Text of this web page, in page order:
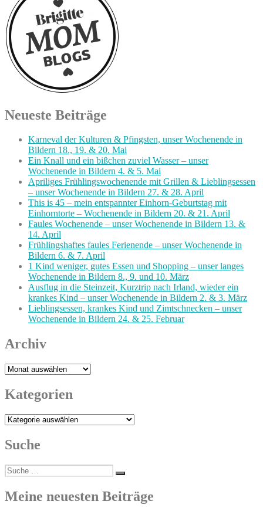
Neueste Beiträge
Karneval der Kulturen & Pfingsten, unser Wochenende in
Bildern 18., 19. & 20. Mai
Ein Knall und ein bißchen zuviel Wasser – unser
Wochenende in Bildern 4. & 5. Mai
Apriliges Frühlingswochenende mit Grillen & Lieblingsessen
– unser Wochenende in Bildern 27. & 28. April
This is 45 – mein entspannter Einhorn-Geburtstag mit
Einhorntorte – Wochenende in Bildern 20. & 21. April
Faules Wochenende – unser Wochenende in Bildern 13. &
14. April
Frühlingshaftes faules Ferienende – unser Wochenende in
Bildern 6. & 7. April
1 Kind weniger, gutes Essen und Shopping – unser langes
Wochenende in Bildern 8., 9. und 10. März
Ausflug in die Steinzeit, Kurztrip nach Irland, wieder ein
krankes Kind – unser Wochenende in Bildern 2. & 3. März
Lieblingsessen, krankes Kind und Zimtschnecken – unser
Wochenende in Bildern 24. & 25. Februar
Archiv
Archiv
Kategorien
Kategorien
Suche
Suche
nach:
Suchen
Meine neuesten Beiträge